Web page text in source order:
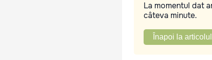
La momentul dat
câteva minute.
Înapoi la